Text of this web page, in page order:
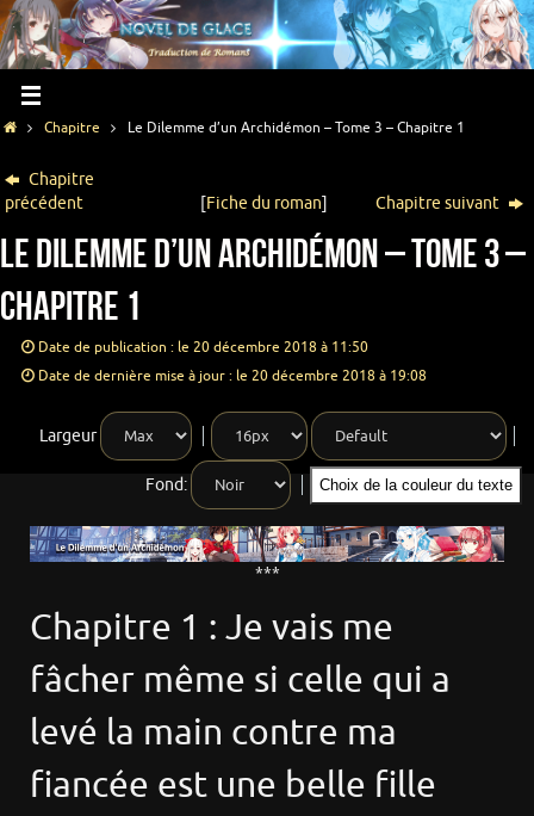
Chapitre Le Dilemme d’un Archidémon – Tome 3 – Chapitre 1
Chapitre
précédent
[Fiche du roman] Chapitre suivant
Le Dilemme d’un Archidémon – Tome 3 –
Chapitre 1
Date de publication : le 20 décembre 2018 à 11:50
Date de dernière mise à jour : le 20 décembre 2018 à 19:08
Largeur
Fond: Choix de la couleur du texte
***
Chapitre 1 : Je vais me
fâcher même si celle qui a
levé la main contre ma
fiancée est une belle fille